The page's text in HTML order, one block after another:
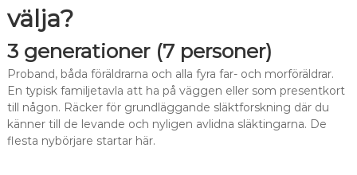
välja?
3 generationer (7 personer)
Proband, båda föräldrarna och alla fyra far- och morföräldrar.
En typisk familjetavla att ha på väggen eller som presentkort
till någon. Räcker för grundläggande släktforskning där du
känner till de levande och nyligen avlidna släktingarna. De
flesta nybörjare startar här.